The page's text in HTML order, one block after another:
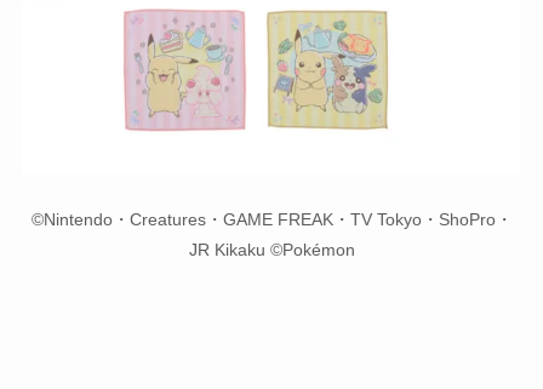
©Nintendo・Creatures・GAME FREAK・TV Tokyo・ShoPro・
JR Kikaku ©Pokémon